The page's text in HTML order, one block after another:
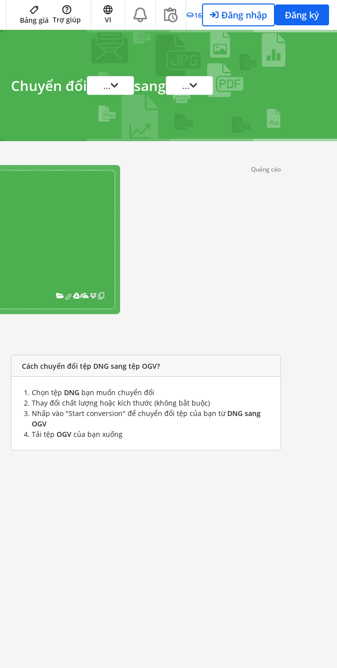
Bảng giá Trợ giúp VI 16 Đăng nhập Đăng ký
Chuyển đổi ... sang ...
Quảng cáo
Cách chuyển đổi tệp DNG sang tệp OGV?
Chọn tệp DNG bạn muốn chuyển đổi
Thay đổi chất lượng hoặc kích thước (không bắt buộc)
Nhấp vào "Start conversion" để chuyển đổi tệp của bạn từ DNG sang
OGV
Tải tệp OGV của bạn xuống